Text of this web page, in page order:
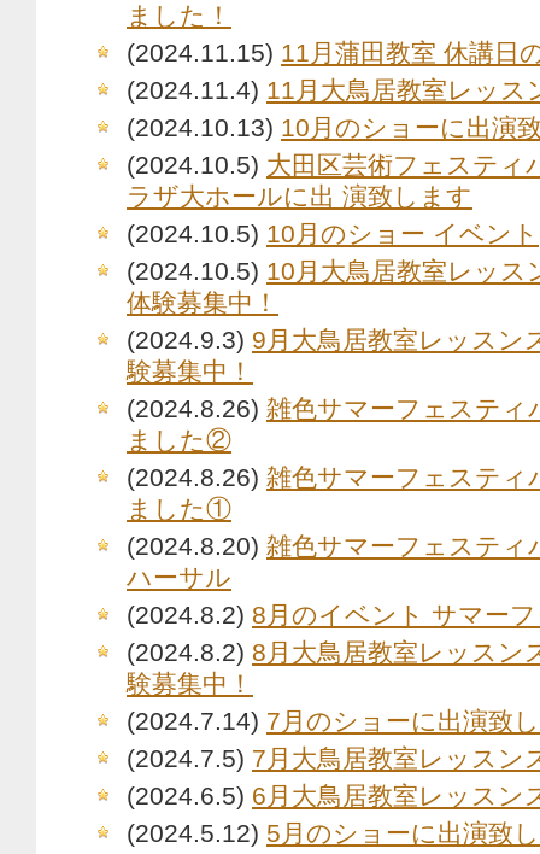
ました！
(2024.11.15) 11月蒲田教室 休講日
(2024.11.4) 11月大鳥居教室レッス
(2024.10.13) 10月のショーに出演
(2024.10.5) 大田区芸術フェスティ
ラザ大ホールに出 演致します
(2024.10.5) 10月のショー イベント
(2024.10.5) 10月大鳥居教室レッス
体験募集中！
(2024.9.3) 9月大鳥居教室レッスン
験募集中！
(2024.8.26) 雑色サマーフェスティ
ました②
(2024.8.26) 雑色サマーフェスティ
ました①
(2024.8.20) 雑色サマーフェスティ
ハーサル
(2024.8.2) 8月のイベント サマー
(2024.8.2) 8月大鳥居教室レッスン
験募集中！
(2024.7.14) 7月のショーに出演致
(2024.7.5) 7月大鳥居教室レッスン
(2024.6.5) 6月大鳥居教室レッスン
(2024.5.12) 5月のショーに出演致